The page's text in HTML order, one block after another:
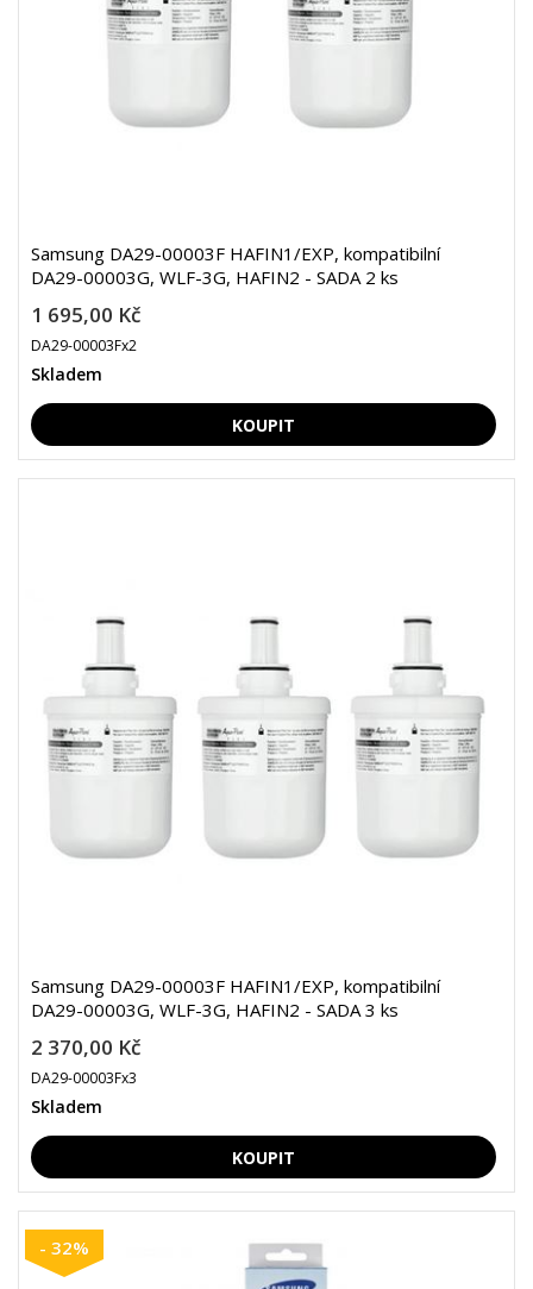
Samsung DA29-00003F HAFIN1/EXP, kompatibilní
DA29-00003G, WLF-3G, HAFIN2 - SADA 2 ks
1 695,00 Kč
DA29-00003Fx2
Skladem
Samsung DA29-00003F HAFIN1/EXP, kompatibilní
DA29-00003G, WLF-3G, HAFIN2 - SADA 3 ks
2 370,00 Kč
DA29-00003Fx3
Skladem
- 32%